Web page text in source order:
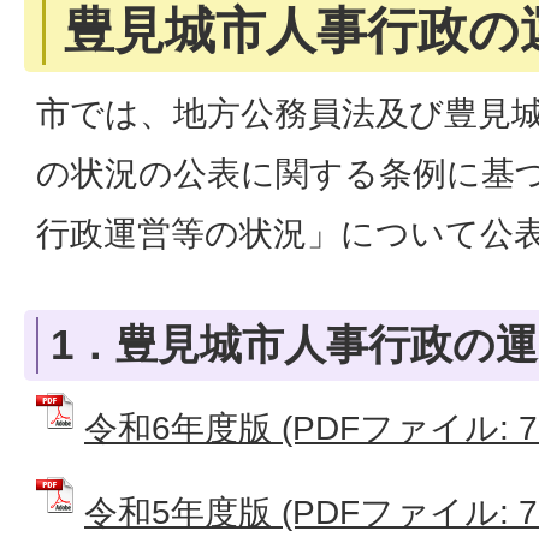
豊見城市人事行政
市では、地方公務員法及び豊見
の状況の公表に関する条例に基
行政運営等の状況」について公
1．豊見城市人事行政の
令和6年度版 (PDFファイル:
令和5年度版 (PDFファイル: